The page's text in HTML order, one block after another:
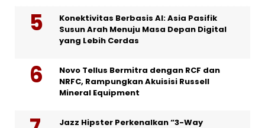
Konektivitas Berbasis AI: Asia Pasifik
Susun Arah Menuju Masa Depan Digital
yang Lebih Cerdas
Novo Tellus Bermitra dengan RCF dan
NRFC, Rampungkan Akuisisi Russell
Mineral Equipment
Jazz Hipster Perkenalkan “3-Way